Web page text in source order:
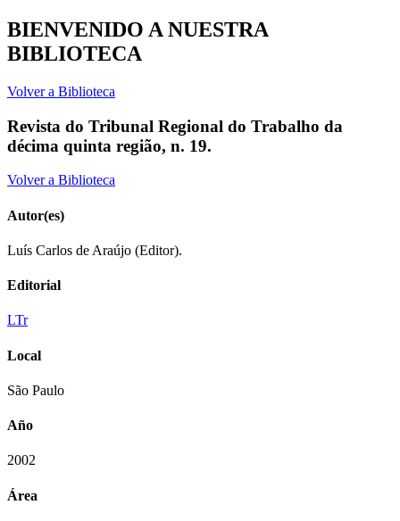
BIENVENIDO A NUESTRA
BIBLIOTECA
Volver a Biblioteca
Revista do Tribunal Regional do Trabalho da
décima quinta região, n. 19.
Volver a Biblioteca
Autor(es)
Luís Carlos de Araújo (Editor).
Editorial
LTr
Local
São Paulo
Año
2002
Área